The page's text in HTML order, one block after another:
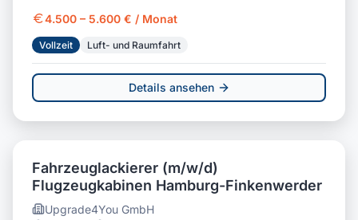
4.500 – 5.600 € / Monat
Vollzeit Luft- und Raumfahrt
Details ansehen
Fahrzeuglackierer (m/w/d)
Flugzeugkabinen Hamburg-Finkenwerder
Upgrade4You GmbH